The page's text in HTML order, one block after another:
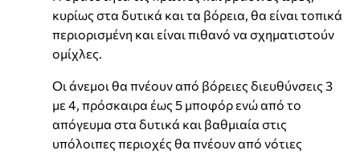
κυρίως στα δυτικά και τα βόρεια, θα είναι τοπικά
περιορισμένη και είναι πιθανό να σχηματιστούν
ομίχλες.
Οι άνεμοι θα πνέουν από βόρειες διευθύνσεις 3
με 4, πρόσκαιρα έως 5 μποφόρ ενώ από το
απόγευμα στα δυτικά και βαθμιαία στις
υπόλοιπες περιοχές θα πνέουν από νότιες